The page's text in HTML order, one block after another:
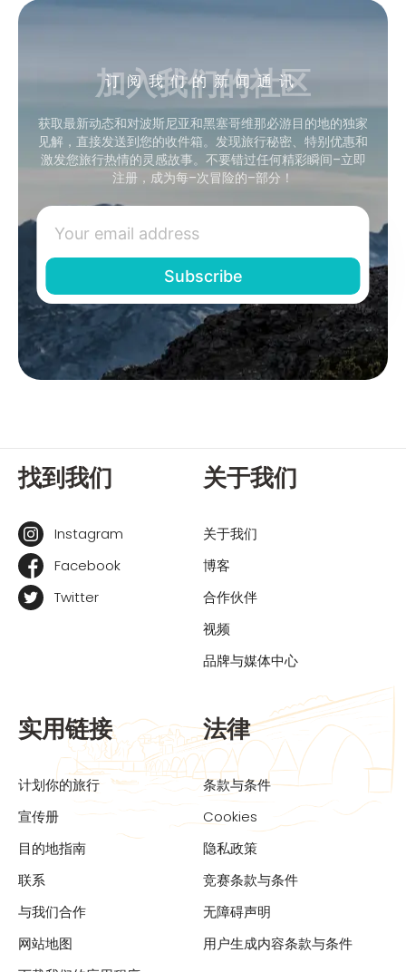
订阅我们的新闻通讯
加入我们的社区
获取最新动态和对波斯尼亚和黑塞哥维那必游目的地的独家
见解，直接发送到您的收件箱。发现旅行秘密、特别优惠和
激发您旅行热情的灵感故事。不要错过任何精彩瞬间–立即
注册，成为每–次冒险的–部分！
找到我们
Instagram
Facebook
Twitter
关于我们
关于我们
博客
合作伙伴
视频
品牌与媒体中心
实用链接
计划你的旅行
宣传册
目的地指南
联系
与我们合作
网站地图
法律
条款与条件
Cookies
隐私政策
竞赛条款与条件
无障碍声明
用户生成内容条款与条件